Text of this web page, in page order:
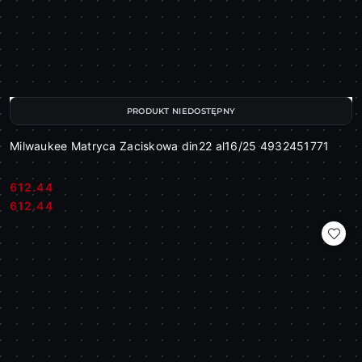
Milwaukee Matryca Zaciskowa din22 al16/25 4932451771
Cena:
612.44
Cena:
612.44
PRODUKT NIEDOSTĘPNY